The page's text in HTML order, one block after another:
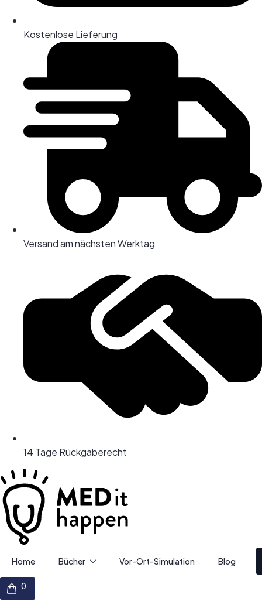
Kostenlose Lieferung
Versand am nächsten Werktag
14 Tage Rückgaberecht
Home Bücher Vor-Ort-Simulation Blog